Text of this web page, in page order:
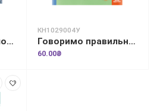
Моя перша енциклопедія. Загадковий космос
КН1029004У
Говоримо правильно. Відпрацьовуємо С-Ш
60.00₴